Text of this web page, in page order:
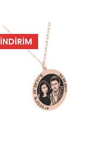
İNDIRIM